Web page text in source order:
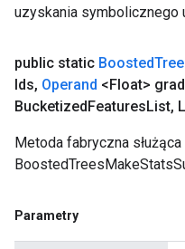
uzyskania symbolicznego
public static Boosted
Ids, Operand <Float>
BucketizedFeaturesList,
Metoda fabryczna
Parametry